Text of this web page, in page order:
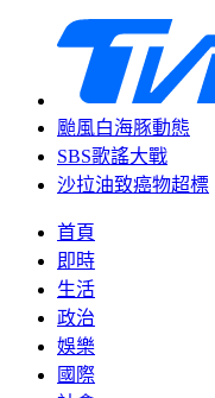
颱風白海豚動態
SBS歌謠大戰
沙拉油致癌物超標
首頁
即時
生活
政治
娛樂
國際